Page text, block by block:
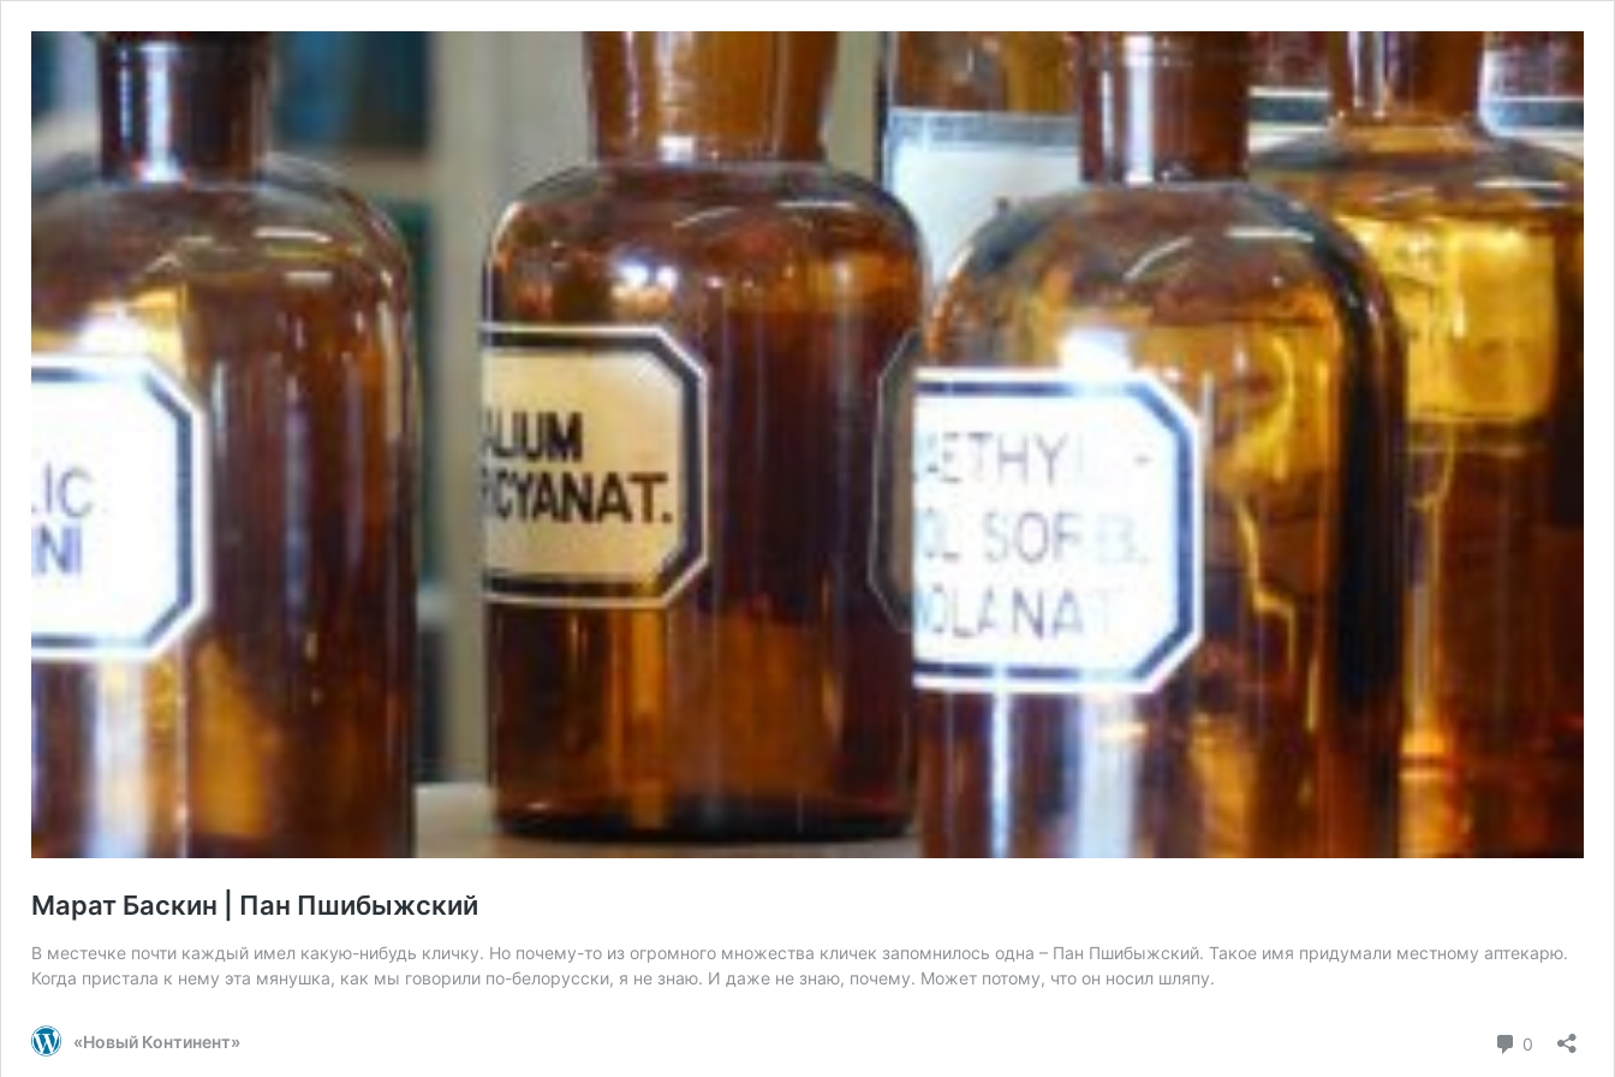
Марат Баскин | Пан Пшибыжский
В местечке почти каждый имел какую-нибудь кличку. Но почему-то из огромного множества кличек запомнилось одна – Пан Пшибыжский. Такое имя придумали местному аптекарю.
Когда пристала к нему эта мянушка, как мы говорили по-белорусски, я не знаю. И даже не знаю, почему. Может потому, что он носил шляпу.
«Новый Континент» 0